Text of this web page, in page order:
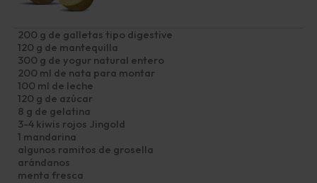
200 g de galletas tipo digestive
120 g de mantequilla
300 g de yogur natural entero
200 ml de nata para montar
100 ml de leche
120 g de azúcar
8 g de gelatina
3-4 kiwis rojos Jingold
1 mandarina
algunos ramitos de grosella
arándanos
menta fresca